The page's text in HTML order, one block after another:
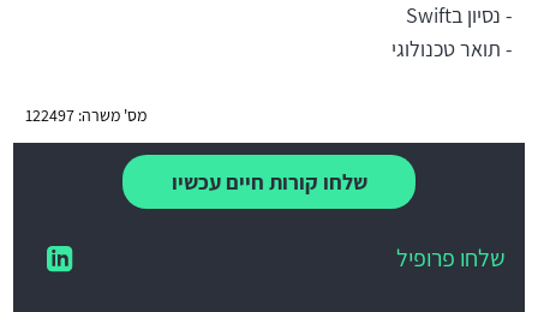
- נסיון בSwift
- תואר טכנולוגי
מס' משרה: 122497
שלחו קורות חיים עכשיו
שלחו פרופיל